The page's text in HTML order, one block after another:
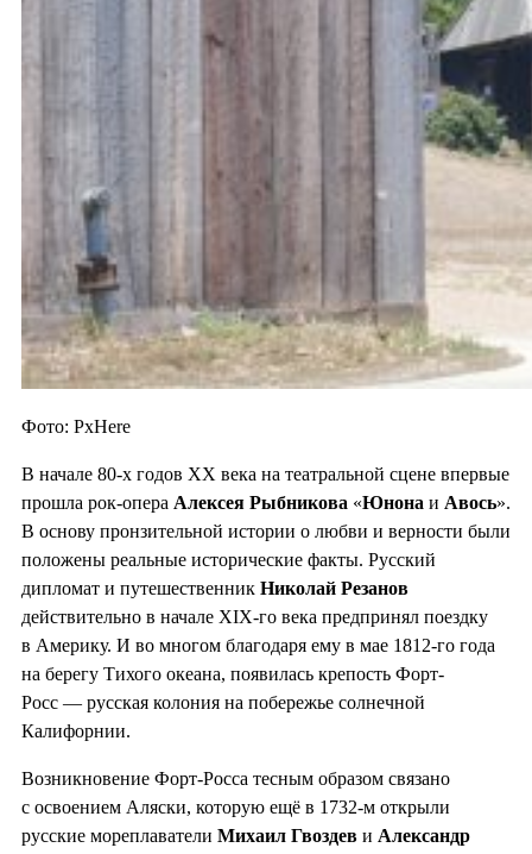
Фото: PxHere
В начале 80-х годов ХХ века на театральной сцене впервые
прошла рок-опера Алексея Рыбникова «Юнона и Авось».
В основу пронзительной истории о любви и верности были
положены реальные исторические факты. Русский
дипломат и путешественник Николай Резанов
действительно в начале XIX-го века предпринял поездку
в Америку. И во многом благодаря ему в мае 1812-го года
на берегу Тихого океана, появилась крепость Форт-
Росс — русская колония на побережье солнечной
Калифорнии.
Возникновение Форт-Росса тесным образом связано
с освоением Аляски, которую ещё в 1732-м открыли
русские мореплаватели Михаил Гвоздев и Александр